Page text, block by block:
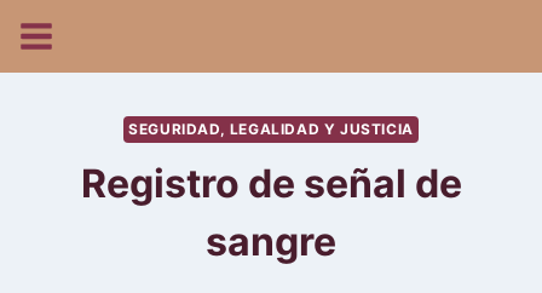
SEGURIDAD, LEGALIDAD Y JUSTICIA
Registro de señal de
sangre